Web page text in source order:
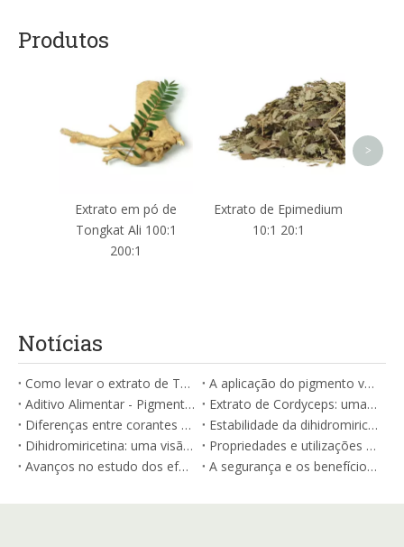
Produtos
Extrato em pó de
Tongkat Ali 100:1
200:1
Extrato de Epimedium
10:1 20:1
>
Notícias
Como levar o extrato de Tongkat Ali: um guia abrangente
A aplicação do pigmento vermelho da Gardenia Natural na coloração de vinho
Aditivo Alimentar - Pigmento Vermelho Gardénia
Extrato de Cordyceps: uma nova fronteira em saúde oral
Diferenças entre corantes naturais e artificiais
Estabilidade da dihidromiricetina (DMY ou DHM) e fatores de influência
Dihidromiricetina: uma visão geral
Propriedades e utilizações do extrato de Cordyceps
Avanços no estudo dos efeitos farmacológicos da Cordycepin
A segurança e os benefícios do chá de videira: Um guia fiável da Academia Chinesa de Ciências Agrícolas